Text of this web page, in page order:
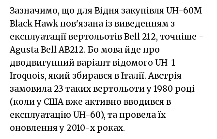
Зазначимо, що для Відня закупівля UH-60M
Black Hawk пов'язана із виведенням з
експлуатації вертольотів Bell 212, точніше -
Agusta Bell AB212. Бо мова йде про
дводвигунний варіант відомого UH-1
Iroquois, який збирався в Італії. Австрія
замовила 23 таких вертольоти у 1980 році
(коли у США вже активно вводився в
експлуатацію UH-60), та провела їх
оновлення у 2010-х роках.